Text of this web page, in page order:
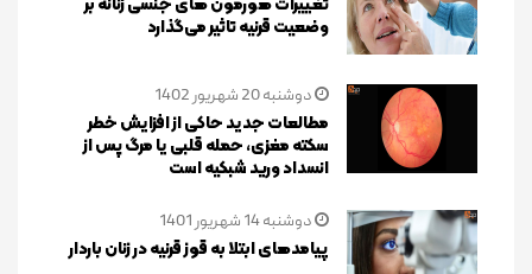
وضعیت قرنیه تاثیر می‌گذارد
دوشنبه 20 شهریور 1402
مطالعات جدید حاکی از افزایش خطر
سکته مغزی، حمله قلبی یا مرگ پس از
انسداد ورید شبکیه است
دوشنبه 14 شهریور 1401
پیامدهای ابتلا به قوز قرنیه در زنان باردار